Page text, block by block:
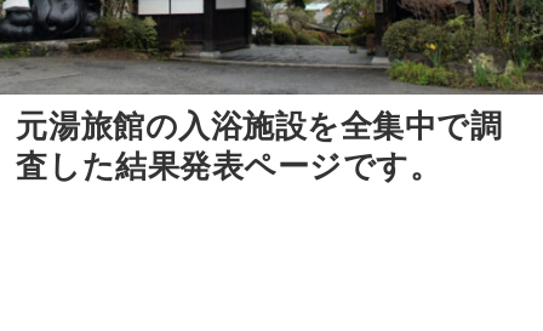
元湯旅館の入浴施設を全集中で調
査した結果発表ページです。